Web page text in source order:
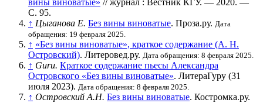
вины виноватые» // журнал : Вестник КГУ. — 2020. —
С. 95.
↑ Цыганова Е. Без вины виноватые. Проза.ру. Дата
обращения: 19 февраля 2025.
↑ «Без вины виноватые», краткое содержание (А. Н.
Островский). Литеровед.ру. Дата обращения: 8 февраля 2025.
↑ Guru. Краткое содержание пьесы Александра
Островского «Без вины виноватые». ЛитераГуру (31
июля 2023). Дата обращения: 8 февраля 2025.
↑ Островский А.Н. Без вины виноватые. Костромка.ру.